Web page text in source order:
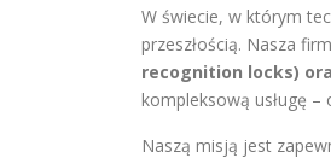
W świecie, w którym
przeszłością. Nasza
recognition locks)
kompleksową usługę
Naszą misją jest